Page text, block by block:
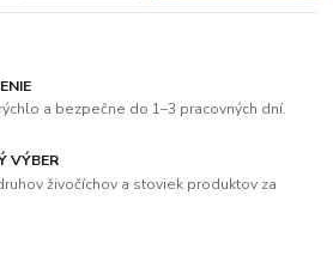
a bezpečne do 1–3 pracovných dní.
VÝBER
živočíchov a stoviek produktov za